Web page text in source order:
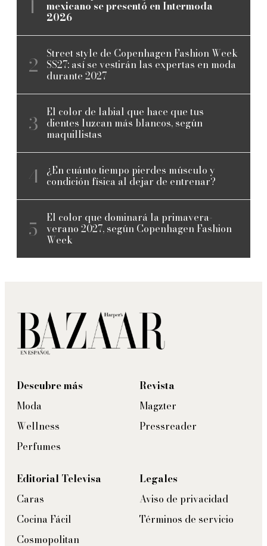
mexicano se presentó en Intermoda
2026
Street style de Copenhagen Fashion Week
SS27: así se vestirán las expertas en moda
durante 2027
El color de labial que hace que tus
dientes luzcan más blancos, según
maquillistas
¿En cuánto tiempo pierdes músculo y
condición física al dejar de entrenar?
El color que dominará la primavera-
verano 2027, según Copenhagen Fashion
Week
Descubre más
Moda
Wellness
Perfumes
Revista
Magzter
Pressreader
Editorial Televisa
Caras
Cocina Fácil
Cosmopolitan
Legales
Aviso de privacidad
Términos de servicio